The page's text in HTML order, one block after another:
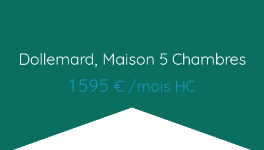
Dollemard, Maison 5 Chambres
1 595 € /mois HC